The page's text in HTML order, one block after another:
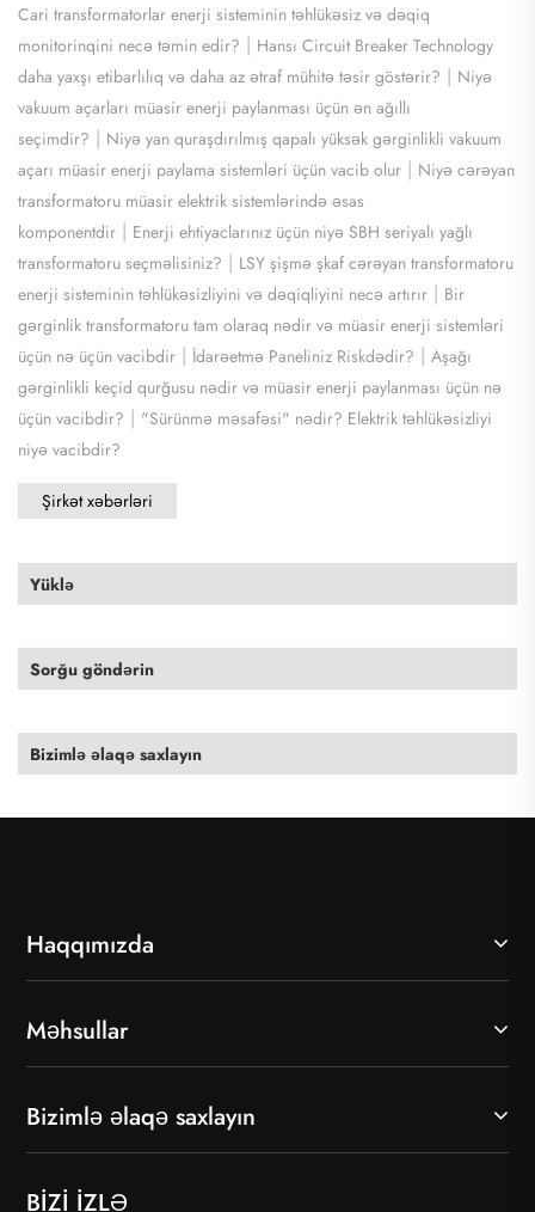
Cari transformatorlar enerji sisteminin təhlükəsiz və dəqiq
monitorinqini necə təmin edir? | Hansı Circuit Breaker Technology
daha yaxşı etibarlılıq və daha az ətraf mühitə təsir göstərir? | Niyə
vakuum açarları müasir enerji paylanması üçün ən ağıllı
seçimdir? | Niyə yan quraşdırılmış qapalı yüksək gərginlikli vakuum
açarı müasir enerji paylama sistemləri üçün vacib olur | Niyə cərəyan
transformatoru müasir elektrik sistemlərində əsas
komponentdir | Enerji ehtiyaclarınız üçün niyə SBH seriyalı yağlı
transformatoru seçməlisiniz? | LSY şişmə şkaf cərəyan transformatoru
enerji sisteminin təhlükəsizliyini və dəqiqliyini necə artırır | Bir
gərginlik transformatoru tam olaraq nədir və müasir enerji sistemləri
üçün nə üçün vacibdir | İdarəetmə Paneliniz Riskdədir? | Aşağı
gərginlikli keçid qurğusu nədir və müasir enerji paylanması üçün nə
üçün vacibdir? | "Sürünmə məsafəsi" nədir? Elektrik təhlükəsizliyi
niyə vacibdir?
Şirkət xəbərləri
Yüklə
Sorğu göndərin
Bizimlə əlaqə saxlayın
Haqqımızda
Məhsullar
Bizimlə əlaqə saxlayın
BİZİ İZLƏ